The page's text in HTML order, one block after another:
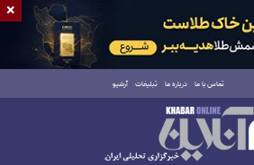
تماس با ما درباره ما تبلیغات آرشیو
×